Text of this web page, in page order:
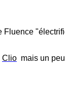
Fluence
Clio mais un